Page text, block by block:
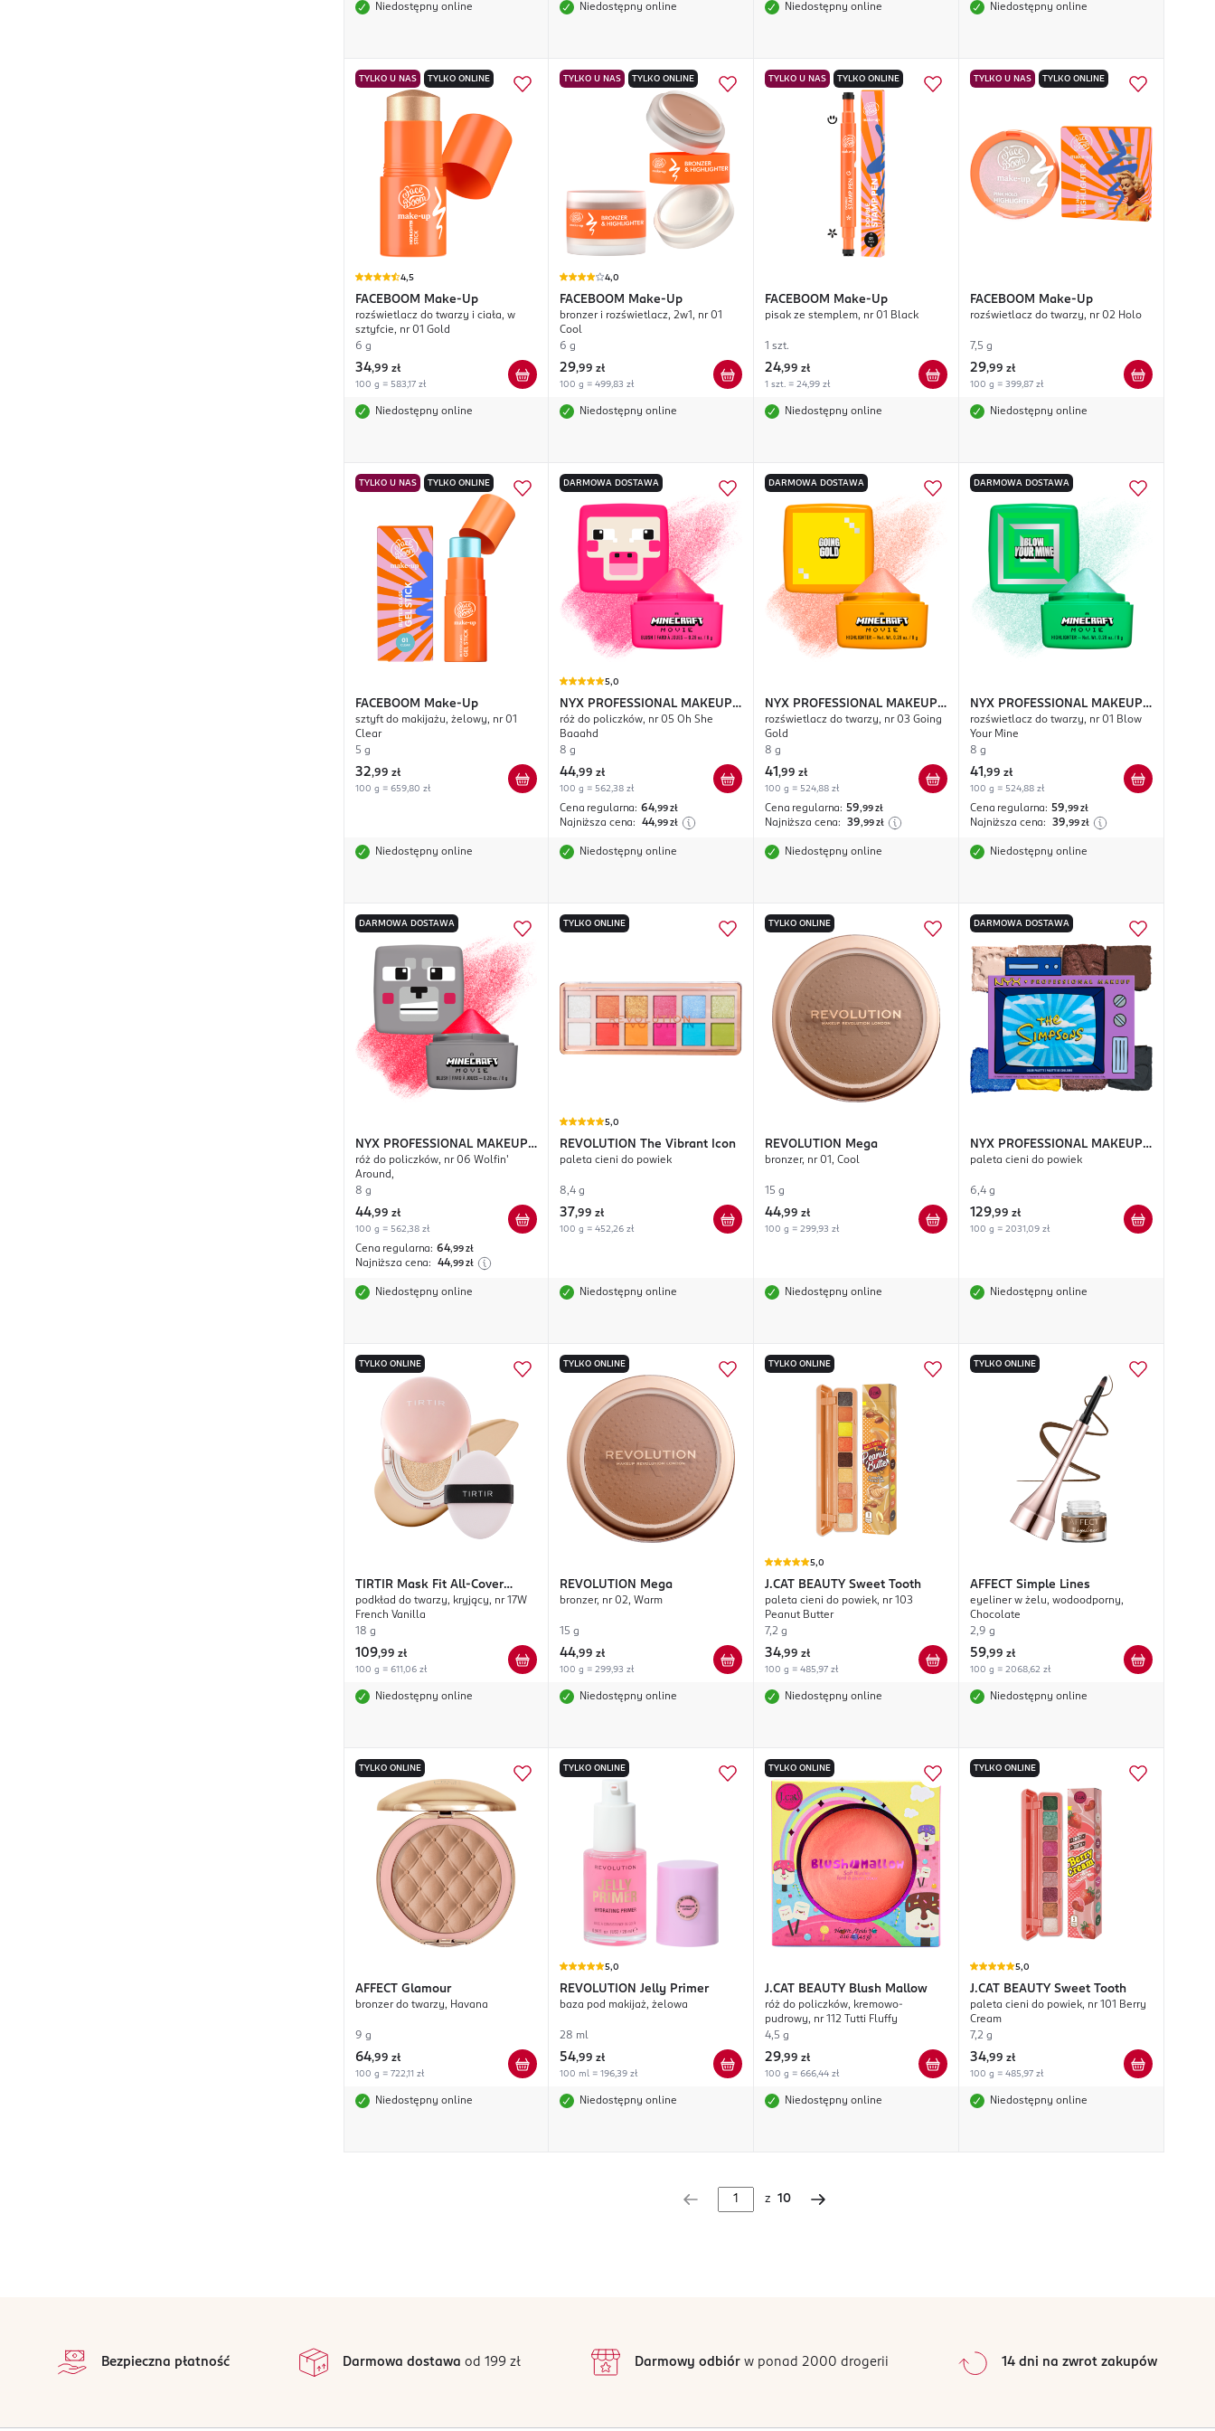
Niedostępny online Niedostępny online Niedostępny online Niedostępny online
TYLKO U NAS TYLKO ONLINE
4,5
FACEBOOM Make-Up
rozświetlacz do twarzy i ciała, w
sztyfcie, nr 01 Gold
6 g
34,99 zł
100 g = 583,17 zł
Niedostępny online
TYLKO U NAS TYLKO ONLINE
4,0
FACEBOOM Make-Up
bronzer i rozświetlacz, 2w1, nr 01
Cool
6 g
29,99 zł
100 g = 499,83 zł
Niedostępny online
TYLKO U NAS TYLKO ONLINE
FACEBOOM Make-Up
pisak ze stemplem, nr 01 Black
1 szt.
24,99 zł
1 szt. = 24,99 zł
Niedostępny online
TYLKO U NAS TYLKO ONLINE
FACEBOOM Make-Up
rozświetlacz do twarzy, nr 02 Holo
7,5 g
29,99 zł
100 g = 399,87 zł
Niedostępny online
TYLKO U NAS TYLKO ONLINE
FACEBOOM Make-Up
sztyft do makijażu, żelowy, nr 01
Clear
5 g
32,99 zł
100 g = 659,80 zł
Niedostępny online
DARMOWA DOSTAWA
5,0
NYX PROFESSIONAL MAKEUP
A Minecraft Movie
róż do policzków, nr 05 Oh She
Baaahd
8 g
44,99 zł
100 g = 562,38 zł
Cena regularna: 64,99 zł
Najniższa cena: 44,99 zł
Niedostępny online
DARMOWA DOSTAWA
NYX PROFESSIONAL MAKEUP
A Minecraft Movie
rozświetlacz do twarzy, nr 03 Going
Gold
8 g
41 ,99 zł
100 g = 524,88 zł
Cena regularna: 59,99 zł
Najniższa cena: 39,99 zł
Niedostępny online
DARMOWA DOSTAWA
NYX PROFESSIONAL MAKEUP
A Minecraft Movie
rozświetlacz do twarzy, nr 01 Blow
Your Mine
8 g
41 ,99 zł
100 g = 524,88 zł
Cena regularna: 59,99 zł
Najniższa cena: 39,99 zł
Niedostępny online
DARMOWA DOSTAWA
NYX PROFESSIONAL MAKEUP
A Minecraft Movie
róż do policzków, nr 06 Wolfin'
Around,
8 g
44,99 zł
100 g = 562,38 zł
Cena regularna: 64,99 zł
Najniższa cena: 44,99 zł
Niedostępny online
TYLKO ONLINE
5,0
REVOLUTION The Vibrant Icon
paleta cieni do powiek
8,4 g
37,99 zł
100 g = 452,26 zł
Niedostępny online
TYLKO ONLINE
REVOLUTION Mega
bronzer, nr 01, Cool
15 g
44,99 zł
100 g = 299,93 zł
Niedostępny online
DARMOWA DOSTAWA
NYX PROFESSIONAL MAKEUP
The Simpsons
paleta cieni do powiek
6,4 g
129,99 zł
100 g = 2031,09 zł
Niedostępny online
TYLKO ONLINE
TIRTIR Mask Fit All-Cover
Cushion
podkład do twarzy, kryjący, nr 17W
French Vanilla
18 g
109,99 zł
100 g = 611,06 zł
Niedostępny online
TYLKO ONLINE
REVOLUTION Mega
bronzer, nr 02, Warm
15 g
44,99 zł
100 g = 299,93 zł
Niedostępny online
TYLKO ONLINE
5,0
J.CAT BEAUTY Sweet Tooth
paleta cieni do powiek, nr 103
Peanut Butter
7,2 g
34,99 zł
100 g = 485,97 zł
Niedostępny online
TYLKO ONLINE
AFFECT Simple Lines
eyeliner w żelu, wodoodporny,
Chocolate
2,9 g
59,99 zł
100 g = 2068,62 zł
Niedostępny online
TYLKO ONLINE
AFFECT Glamour
bronzer do twarzy, Havana
9 g
64,99 zł
100 g = 722,11 zł
Niedostępny online
TYLKO ONLINE
5,0
REVOLUTION Jelly Primer
baza pod makijaż, żelowa
28 ml
54,99 zł
100 ml = 196,39 zł
Niedostępny online
TYLKO ONLINE
J.CAT BEAUTY Blush Mallow
róż do policzków, kremowo-
pudrowy, nr 112 Tutti Fluffy
4,5 g
29,99 zł
100 g = 666,44 zł
Niedostępny online
TYLKO ONLINE
5,0
J.CAT BEAUTY Sweet Tooth
paleta cieni do powiek, nr 101 Berry
Cream
7,2 g
34,99 zł
100 g = 485,97 zł
Niedostępny online
z 10
Bezpieczna płatność Darmowa dostawa od 199 zł Darmowy odbiórw ponad 2000 drogerii 14 dni na zwrot zakupów